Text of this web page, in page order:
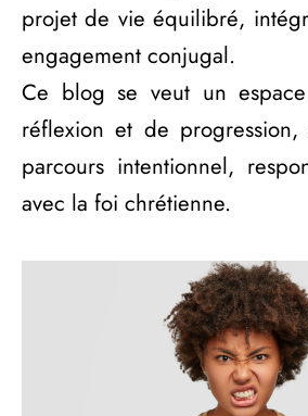
projet de vie équilibré,
engagement conjugal.
Ce blog se veut un
réflexion et de progression,
parcours intentionnel,
avec la foi chrétienne.